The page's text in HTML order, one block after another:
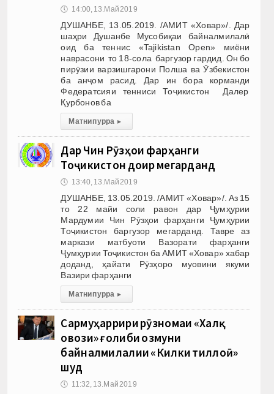
🕔 14:00, 13.Май 2019
ДУШАНБЕ, 13.05.2019. /АМИТ «Ховар»/. Дар
шаҳри Душанбе Мусобиқаи байналмилалӣ
оид ба теннис «Tajikistan Open» миёни
наврасони то 18-сола баргузор гардид. Он бо
пирӯзии варзишгарони Полша ва Ӯзбекистон
ба анҷом расид. Дар ин бора корманди
Федератсияи тенниси Тоҷикистон Далер
Қурбонов ба
Матни пурра ▸
Дар Чин Рӯзҳои фарҳанги
Тоҷикистон доир мегарданд
🕔 13:40, 13.Май 2019
ДУШАНБЕ, 13.05.2019. /АМИТ «Ховар»/. Аз 15
то 22 майи соли равон дар Ҷумҳурии
Мардумии Чин Рӯзҳои фарҳанги Ҷумҳурии
Тоҷикистон баргузор мегарданд. Тавре аз
маркази матбуоти Вазорати фарҳанги
Ҷумҳурии Тоҷикистон ба АМИТ «Ховар» хабар
доданд, ҳайати Рӯзҳоро муовини якуми
Вазири фарҳанги
Матни пурра ▸
Сармуҳаррири рӯзномаи «Халқ
овози» ғолиби озмуни
байналмилалии «Килки тиллоӣ»
шуд
🕔 11:32, 13.Май 2019